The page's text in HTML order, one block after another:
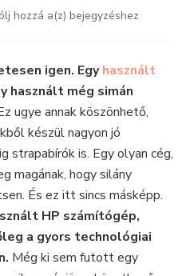
hozzá a(z) GTA
kategóriás
HP
asztali
számítógépen
is
bejegyzéshez
igen. Egyhasznált
használt még simán
ugye annak köszönhető,
készül nagyon jó
strapabírók is. Egy olyan cég,
magának, hogy silány
És ez itt sincs másképp.
HP számítógép,
a gyors technológiai
Még ki sem futott egy